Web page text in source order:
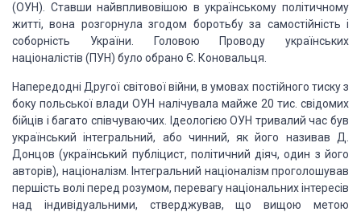
(ОУН). Ставши найвпливовішою в українському політичному
житті, вона розгорнула згодом боротьбу за самостійність і
соборність України. Головою Проводу українських
націоналістів (ПУН) було обрано Є. Коновальця.
Напередодні Другої світової війни, в умовах постійного тиску з
боку польської влади ОУН налічувала майже 20 тис. свідомих
бійців і багато співчуваючих. Ідеологією ОУН тривалий час був
український інтегральний, або чинний, як його називав Д.
Донцов (український публіцист, політичний діяч, один з його
авторів), націоналізм. Інтегральний націоналізм проголошував
першість волі перед розумом, перевагу національних інтересів
над індивідуальними, стверджував, що вищою метою